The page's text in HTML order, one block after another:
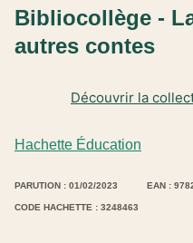
Hachette Éducation
Découvrir la
Bibliocollège -
autres contes
PARUTION : 01/02/2023 EAN :
CODE HACHETTE : 3248463